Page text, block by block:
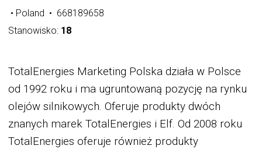
• Poland • 668189658
Stanowisko: 18
TotalEnergies Marketing Polska działa w Polsce
od 1992 roku i ma ugruntowaną pozycję na rynku
olejów silnikowych. Oferuje produkty dwóch
znanych marek TotalEnergies i Elf. Od 2008 roku
TotalEnergies oferuje również produkty